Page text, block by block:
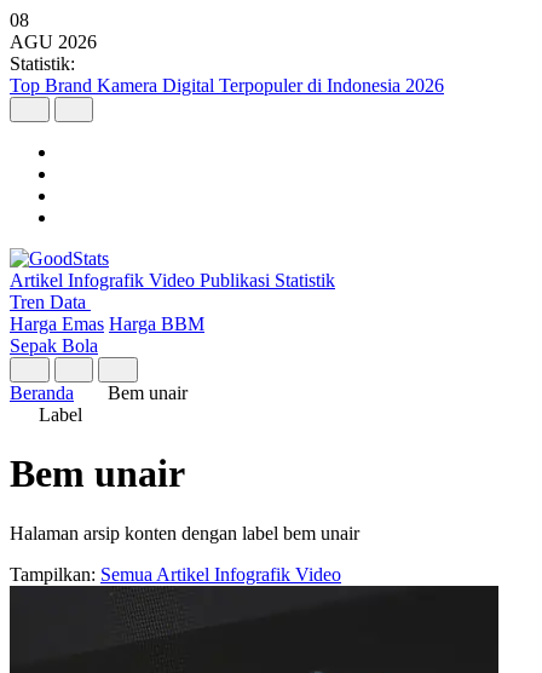
08
AGU 2026
Statistik:
Top Brand Kamera Digital Terpopuler di Indonesia 2026
Artikel Infografik Video Publikasi Statistik
Tren Data
Harga Emas Harga BBM
Sepak Bola
Beranda
Bem unair
Label
Bem unair
Halaman arsip konten dengan label bem unair
Tampilkan: Semua Artikel Infografik Video